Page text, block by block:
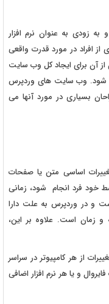
زودی به عنوان نرم افزار
از افراد در مورد قدرت واقعی
آن برای ایجاد کل وب سایت
شود. وب سایت های وردپرس
بسیاری در مورد آنها می
اساسی متن یا صفحات
خود فرد انجام شود، زمانی
و در وردپرس به علت دارا
زمان است. علاوه بر این،
از هر کامپیوتر در سراسر
و یا هر نرم افزار اضافی